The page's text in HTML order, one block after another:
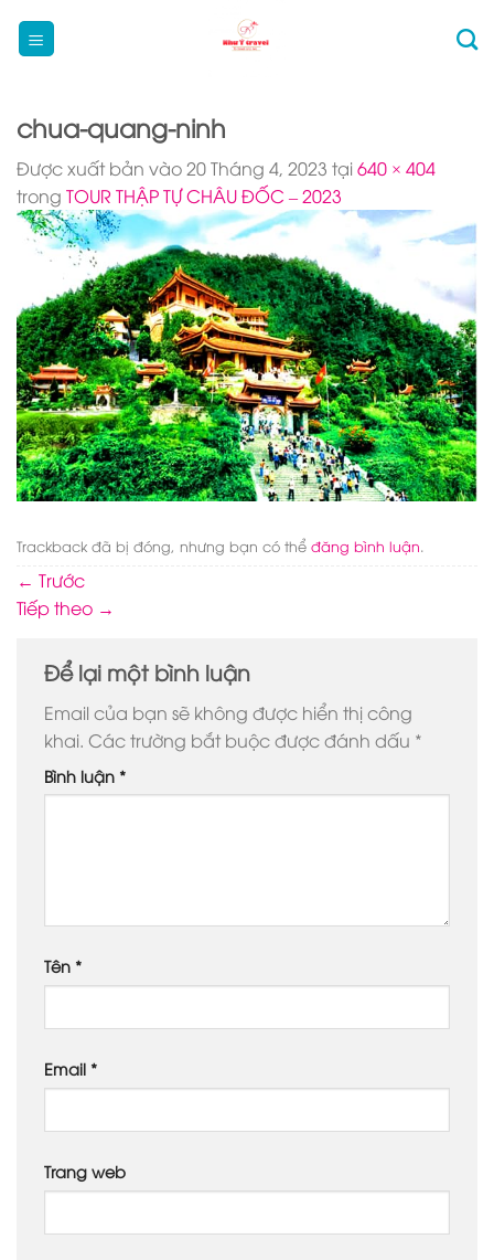
qua
chua-quang-ninh
Được xuất bản vào20 Tháng 4, 2023 tại 640 × 404
trong TOUR THẬP TỰ CHÂU ĐỐC – 2023
Trackback đã bị đóng, nhưng bạn có thể đăng bình luận.
← Trước
Tiếp theo →
Để lại một bình luận
Email của bạn sẽ không được hiển thị công
khai. Các trường bắt buộc được đánh dấu *
Bình luận *
Tên *
Email *
Trang web